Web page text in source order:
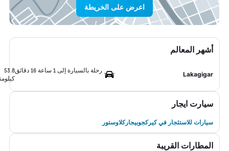
اعرض على الخريطة
أشهر المعالم
Lakagigar
رحلة بالسيارة إلى 1 ساعة 16 دقائق
53.8
سيارت ايجار
سيارات للاستئجار في كيركجوبيجاركلاوستور
المطارات القريبة